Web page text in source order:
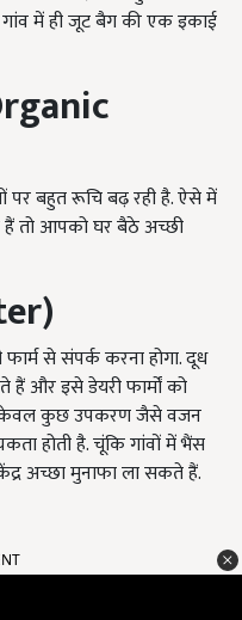
में ही जूट बैग की एक इकाई
बहुत रूचि बढ़ रही है. ऐसे में
तो आपको घर बैठे अच्छी
)
से संपर्क करना होगा. दूध
हैं और इसे डेयरी फार्मों को
केवल कुछ उपकरण जैसे वजन
होती है. चूंकि गांवों में भैंस
अच्छा मुनाफा ला सकते हैं.